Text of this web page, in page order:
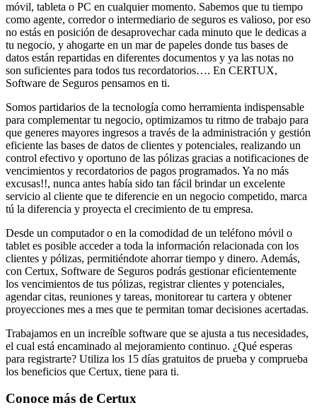
móvil, tableta o PC en cualquier momento. Sabemos que tu tiempo
como agente, corredor o intermediario de seguros es valioso, por eso
no estás en posición de desaprovechar cada minuto que le dedicas a
tu negocio, y ahogarte en un mar de papeles donde tus bases de
datos están repartidas en diferentes documentos y ya las notas no
son suficientes para todos tus recordatorios…. En CERTUX,
Software de Seguros pensamos en ti.
Somos partidarios de la tecnología como herramienta indispensable
para complementar tu negocio, optimizamos tu ritmo de trabajo para
que generes mayores ingresos a través de la administración y gestión
eficiente las bases de datos de clientes y potenciales, realizando un
control efectivo y oportuno de las pólizas gracias a notificaciones de
vencimientos y recordatorios de pagos programados. Ya no más
excusas!!, nunca antes había sido tan fácil brindar un excelente
servicio al cliente que te diferencie en un negocio competido, marca
tú la diferencia y proyecta el crecimiento de tu empresa.
Desde un computador o en la comodidad de un teléfono móvil o
tablet es posible acceder a toda la información relacionada con los
clientes y pólizas, permitiéndote ahorrar tiempo y dinero. Además,
con Certux, Software de Seguros podrás gestionar eficientemente
los vencimientos de tus pólizas, registrar clientes y potenciales,
agendar citas, reuniones y tareas, monitorear tu cartera y obtener
proyecciones mes a mes que te permitan tomar decisiones acertadas.
Trabajamos en un increíble software que se ajusta a tus necesidades,
el cual está encaminado al mejoramiento continuo. ¿Qué esperas
para registrarte? Utiliza los 15 días gratuitos de prueba y comprueba
los beneficios que Certux, tiene para ti.
Conoce más de Certux